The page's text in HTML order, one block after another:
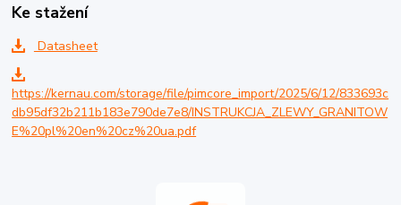
Ke stažení
Datasheet
https://kernau.com/storage/file/pimcore_import/2025/6/12/833693c
db95df32b211b183e790de7e8/INSTRUKCJA_ZLEWY_GRANITOW
E%20pl%20en%20cz%20ua.pdf